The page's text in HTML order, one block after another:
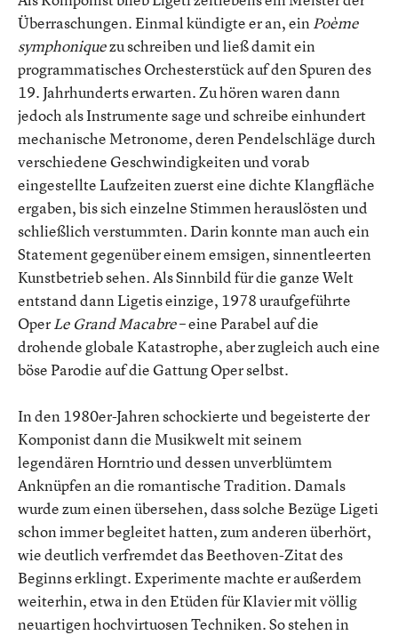
Überraschungen. Einmal kündigte er an, einPoème
symphoniquezu schreiben und ließ damit ein
programmatisches Orchesterstück auf den Spuren des
19. Jahrhunderts erwarten. Zu hören waren dann
jedoch als Instrumente sage und schreibe einhundert
mechanische Metronome, deren Pendelschläge durch
verschiedene Geschwindigkeiten und vorab
eingestellte Laufzeiten zuerst eine dichte Klangfläche
ergaben, bis sich einzelne Stimmen herauslösten und
schließlich verstummten. Darin konnte man auch ein
Statement gegenüber einem emsigen, sinnentleerten
Kunstbetrieb sehen. Als Sinnbild für die ganze Welt
entstand dann Ligetis einzige, 1978 uraufgeführte
OperLe Grand Macabre– eine Parabel auf die
drohende globale Katastrophe, aber zugleich auch eine
böse Parodie auf die Gattung Oper selbst.
In den 1980er-Jahren schockierte und begeisterte der
Komponist dann die Musikwelt mit seinem
legendären Horntrio und dessen unverblümtem
Anknüpfen an die romantische Tradition. Damals
wurde zum einen übersehen, dass solche Bezüge Ligeti
schon immer begleitet hatten, zum anderen überhört,
wie deutlich verfremdet das Beethoven-Zitat des
Beginns erklingt. Experimente machte er außerdem
weiterhin, etwa in den Etüden für Klavier mit völlig
neuartigen hochvirtuosen Techniken. So stehen in